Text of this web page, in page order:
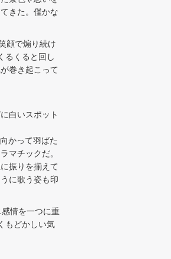
きた。僅かな
顔で煽り続け
るくると回し
巻き起こって
白いスポット
かって羽ばた
マチックだ。
振りを揃えて
に歌う姿も印
情を一つに重
もどかしい気